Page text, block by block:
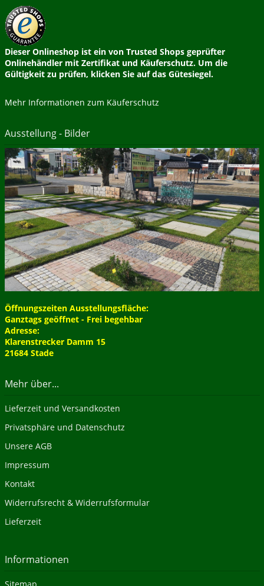
Dieser Onlineshop ist ein von Trusted Shops geprüfter
Onlinehändler mit Zertifikat und Käuferschutz. Um die
Gültigkeit zu prüfen, klicken Sie auf das Gütesiegel.
Mehr Informationen zum Käuferschutz
Ausstellung - Bilder
Öffnungszeiten Ausstellungsfläche:
Ganztags geöffnet - Frei begehbar
Adresse:
Klarenstrecker Damm 15
21684 Stade
Mehr über...
Lieferzeit und Versandkosten
Privatsphäre und Datenschutz
Unsere AGB
Impressum
Kontakt
Widerrufsrecht & Widerrufsformular
Lieferzeit
Informationen